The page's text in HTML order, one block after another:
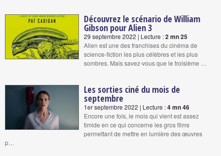
Découvrez le scénario de William
Gibson pour Alien 3
29 septembre 2022 | Lecture :2 mn 25
Alien est une des franchises du cinéma de
science-fiction les plus célèbres et les plus
sombres. Mais savez-vous que le troisième …
Les sorties ciné du mois de
septembre
1er septembre 2022 | Lecture :4 mn 46
Encore une fois, le mois qui vient est assez
timide en ce qui concerne les gros films
permettant de mettre en lumière des œuvres
p…